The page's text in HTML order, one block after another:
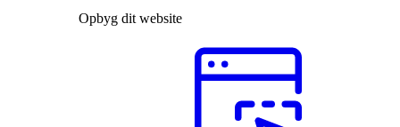
Opbyg dit website